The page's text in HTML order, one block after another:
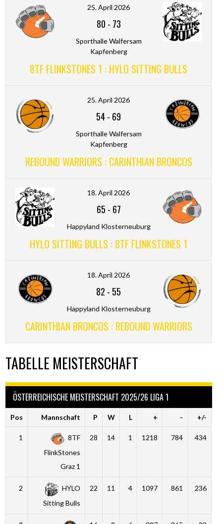
25. April 2026
80 - 73
Sporthalle Walfersam
Kapfenberg
8TF FLINKSTONES 1 : HYLO SITTING BULLS
25. April 2026
54- 69
Sporthalle Walfersam
Kapfenberg
REBOUND WARRIORS : CARINTHIAN BRONCOS
18. April 2026
65 - 67
Happyland Klosterneuburg
HYLO SITTING BULLS : 8TF FLINKSTONES 1
18. April 2026
82 - 55
Happyland Klosterneuburg
CARINTHIAN BRONCOS : REBOUND WARRIORS
TABELLE MEISTERSCHAFT
ÖSTERREICHISCHE MEISTERSCHAFT 2025/26 LIGA 1
Pos Mannschaft P W L + - +/-
1
8TF
FlinkStones
Graz 1
28 14 1 1218 784 434
2
HYLO
Sitting Bulls
22 11 4 1097 861 236